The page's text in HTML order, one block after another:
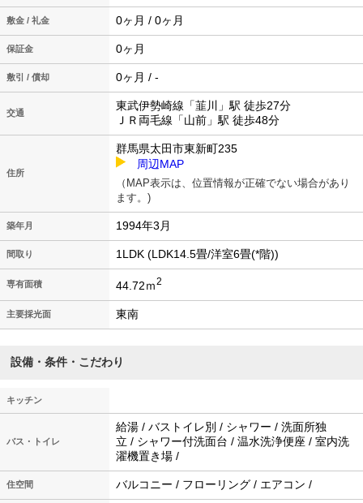
敷金 / 礼金 0ヶ月 / 0ヶ月
保証金 0ヶ月
敷引 / 償却 0ヶ月 / -
交通
東武伊勢崎線「韮川」駅 徒歩27分
ＪＲ両毛線「山前」駅 徒歩48分
住所
群馬県太田市東新町235
周辺MAP
（MAP表示は、位置情報が正確でない場合があり
ます。)
築年月 1994年3月
間取り 1LDK (LDK14.5畳/洋室6畳(*階))
専有面積 44.72ｍ2
主要採光面 東南
設備・条件・こだわり
キッチン
バス・トイレ
給湯 / バストイレ別 / シャワー / 洗面所独
立 / シャワー付洗面台 / 温水洗浄便座 / 室内洗
濯機置き場 /
住空間 バルコニー / フローリング / エアコン /